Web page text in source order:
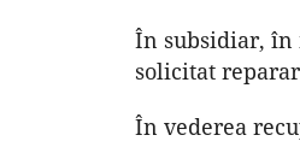
În subsidiar, în
solicitat
În vederea